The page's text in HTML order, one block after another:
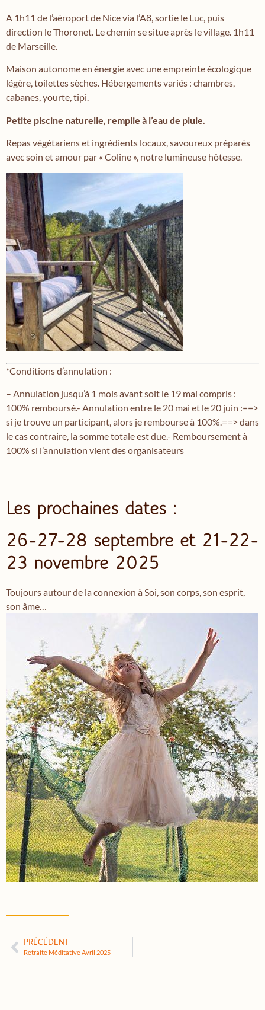
A 1h11 de l’aéroport de Nice via l’A8, sortie le Luc, puis
direction le Thoronet. Le chemin se situe après le village. 1h11
de Marseille.
Maison autonome en énergie avec une empreinte écologique
légère, toilettes sèches. Hébergements variés : chambres,
cabanes, yourte, tipi.
Petite piscine naturelle, remplie à l’eau de pluie.
Repas végétariens et ingrédients locaux, savoureux préparés
avec soin et amour par « Coline », notre lumineuse hôtesse.
*Conditions d’annulation :
– Annulation jusqu’à 1 mois avant soit le 19 mai compris :
100% remboursé.- Annulation entre le 20 mai et le 20 juin :==>
si je trouve un participant, alors je rembourse à 100%.==> dans
le cas contraire, la somme totale est due.- Remboursement à
100% si l’annulation vient des organisateurs
Les prochaines dates :
26-27-28 septembre et 21-22-
23 novembre 2025
Toujours autour de la connexion à Soi, son corps, son esprit,
son âme…
PRÉCÉDENT
Retraite Méditative Avril 2025